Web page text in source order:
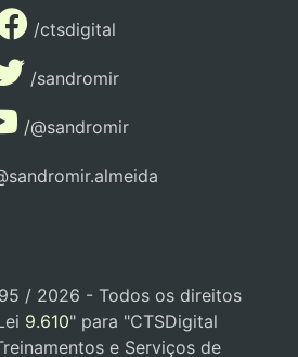
/ctsdigital
/sandromir
/@sandromir
/ 2026 - Todos os direitos
9.610" para "CTSDigital
e Serviços de